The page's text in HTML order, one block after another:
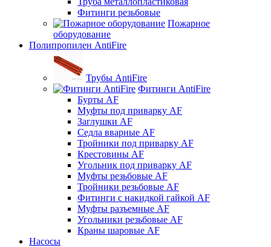
Фитинги резьбовые
Пожарное
оборудование
Полипропилен AntiFire
Трубы AntiFire
Фитинги AntiFire
Бурты AF
Муфты под приварку AF
Заглушки AF
Седла вварные AF
Тройники под приварку AF
Крестовины AF
Угольник под приварку AF
Муфты резьбовые AF
Тройники резьбовые AF
Фитинги с накидкой гайкой AF
Муфты разъемные AF
Угольники резьбовые AF
Краны шаровые AF
Насосы